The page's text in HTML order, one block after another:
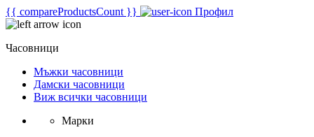
{{ compareProductsCount }}
Профил
Часовници
Мъжки часовници
Дамски часовници
Виж всички часовници
Марки